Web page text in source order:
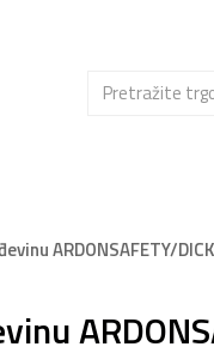
ARDONSAFETY/